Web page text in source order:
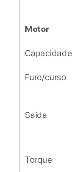
Motor
Capacidade
Furo/curso
Saída
Torque